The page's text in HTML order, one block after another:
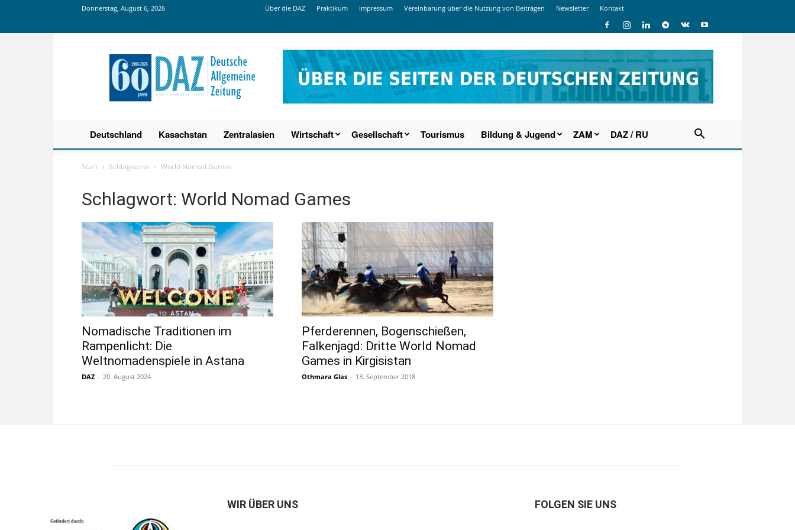
Donnerstag, August 6, 2026 Über die DAZ Praktikum Impressum Vereinbarung über die Nutzung von Beiträgen Newsletter Kontakt
Deutsche
Allgemeine
Zeitung
Deutschland Kasachstan Zentralasien Wirtschaft Gesellschaft Tourismus Bildung & Jugend ZAM DAZ / RU
Start Schlagworte World Nomad Games
Schlagwort: World Nomad Games
Nomadische Traditionen im
Rampenlicht: Die
Weltnomadenspiele in Astana
DAZ - 20. August 2024
Pferderennen, Bogenschießen,
Falkenjagd: Dritte World Nomad
Games in Kirgisistan
Othmara Glas - 13. September 2018
WIR ÜBER UNS FOLGEN SIE UNS